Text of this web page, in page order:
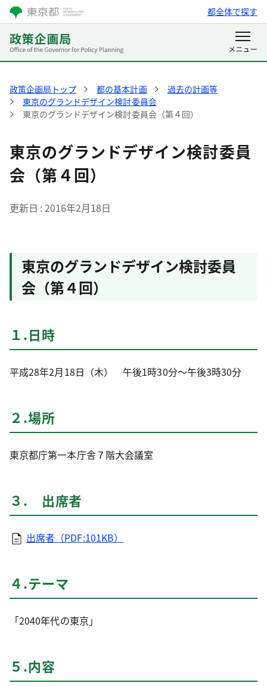
都全体で探す
政策企画局トップ 都の基本計画
過去の計画等
東京のグランドデザイン検討委員会
東京のグランドデザイン検討委員会（第４回）
東京のグランドデザイン検討委員
会（第４回）
更新日 2016年2月18日
東京のグランドデザイン検討委員
会（第４回）
１.日時
平成28年2月18日（木） 午後1時30分～午後3時30分
２.場所
東京都庁第一本庁舎７階大会議室
３. 出席者
出席者（PDF:101KB）
４.テーマ
「2040年代の東京」
５.内容